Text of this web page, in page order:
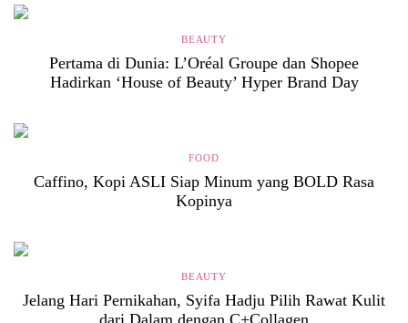
BEAUTY
Pertama di Dunia: L’Oréal Groupe dan Shopee
Hadirkan ‘House of Beauty’ Hyper Brand Day
FOOD
Caffino, Kopi ASLI Siap Minum yang BOLD Rasa
Kopinya
BEAUTY
Jelang Hari Pernikahan, Syifa Hadju Pilih Rawat Kulit